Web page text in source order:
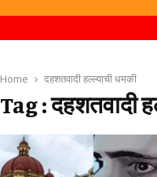
Home दहशतवादी हल्ल्याची धमकी
Tag : दहशतवादी